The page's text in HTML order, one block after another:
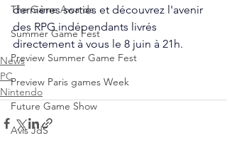
The Game Awards
Summer Game Fest
Preview Summer Game Fest
Preview Paris games Week
Future Game Show
Avis JdS
dernières sorties et découvrez l'avenir
des RPG indépendants livrés
directement à vous le 8 juin à 21h.
News
PC
Nintendo